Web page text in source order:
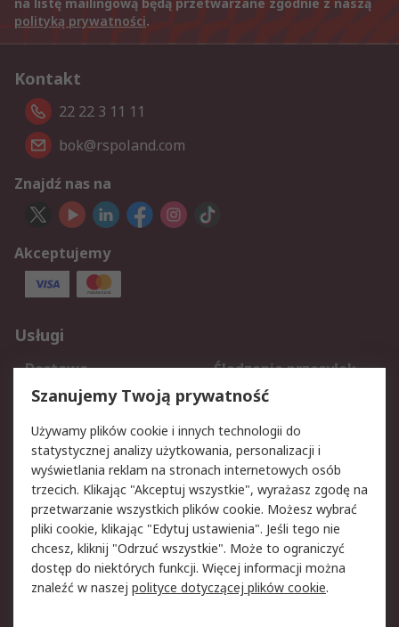
na listę mailingową będą przetwarzane zgodnie z naszą
polityką prywatności.
Kontakt
22 22 3 11 11
bok@rspoland.com
Znajdź nas na
Akceptujemy
Usługi
Dostawa
Śledzenie przesyłek
Reklamacje i zwroty
Rejestracja
Aspekty prawne
Bezpieczeństwo e-
maila
Polityka dotycząca
plików cookie
Polityka prywatności
Użytkowanie witryny
Zastrzeżenia prawne
Warunki Sprzedaży
Szanujemy Twoją prywatność
Używamy plików cookie i innych technologii do
statystycznej analizy użytkowania, personalizacji i
wyświetlania reklam na stronach internetowych osób
trzecich. Klikając "Akceptuj wszystkie", wyrażasz zgodę na
przetwarzanie wszystkich plików cookie. Możesz wybrać
pliki cookie, klikając "Edytuj ustawienia". Jeśli tego nie
chcesz, kliknij "Odrzuć wszystkie". Może to ograniczyć
dostęp do niektórych funkcji. Więcej informacji można
znaleźć w naszej polityce dotyczącej plików cookie.